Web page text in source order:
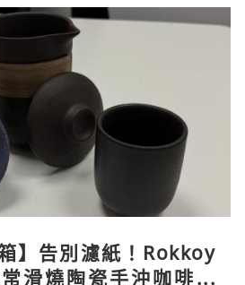
】告別濾紙！Rokkoy
滑燒陶瓷手沖咖啡組